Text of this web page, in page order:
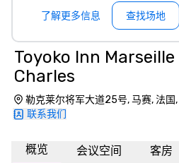
了解更多信息 查找场地
Toyoko Inn
Charles
勒克莱尔将军大道25号, 马赛, 法国
联系我们
概览 会议空间 客房